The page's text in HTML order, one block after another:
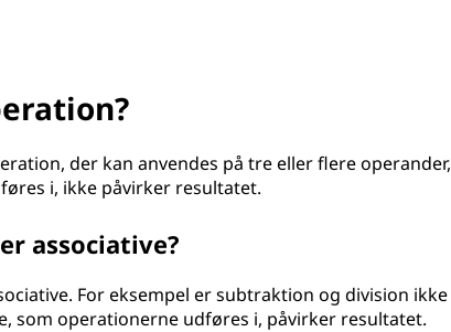
der kan anvendes på tre eller flere operander,
i, ikke påvirker resultatet.
associative?
For eksempel er subtraktion og division ikke
som operationerne udføres i, påvirker resultatet.